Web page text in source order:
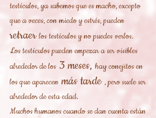
testículos, ya sabemos que es macho, excepto
que a veces, con miedo y estrés, pueden
retraer los testículos y no puedes verlos.
Los testículos pueden empezar a ser visibles
alrededor de los 3 meses, hay conejitos en
los que aparecen más tarde , pero suele ser
alrededor de esta edad.
Muchos humanos cuando se dan cuenta están